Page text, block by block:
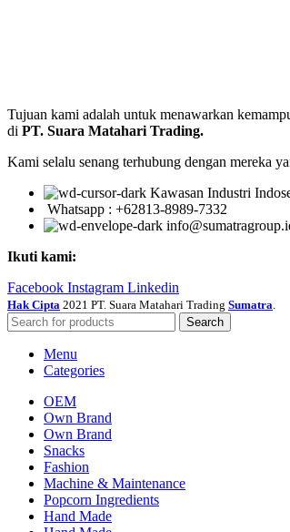
Tujuan kami adalah untuk menawarkan
di PT. Suara Matahari Trading.
Kami selalu senang terhubung dengan mereka
Kawasan Industri
Whatsapp : +62813-8989-7332
Ikuti kami:
Facebook Instagram Linkedin
Hak Cipta 2021 PT. Suara Matahari Trading Sumatra.
Search
Menu
Categories
OEM
Own Brand
Own Brand
Snacks
Fashion
Machine & Maintenance
Popcorn Ingredients
Hand Made